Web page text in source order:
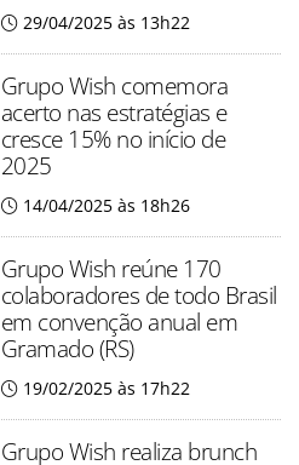
29/04/2025 às 13h22
Grupo Wish comemora
acerto nas estratégias e
cresce 15% no início de
2025
14/04/2025 às 18h26
Grupo Wish reúne 170
colaboradores de todo Brasil
em convenção anual em
Gramado (RS)
19/02/2025 às 17h22
Grupo Wish realiza brunch